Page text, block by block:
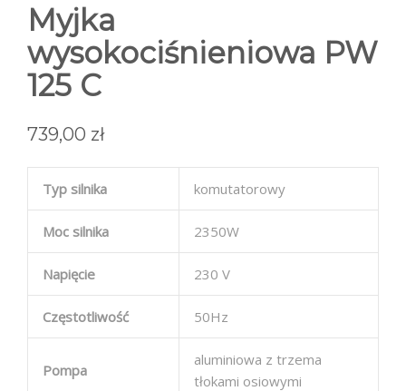
Myjka
wysokociśnieniowa PW
125 C
739,00 zł
Typ silnika komutatorowy
Moc silnika 2350W
Napięcie 230 V
Częstotliwość 50Hz
Pompa
aluminiowa z trzema
tłokami osiowymi